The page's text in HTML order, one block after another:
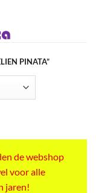
PINATA”
de webshop
voor alle
jaren!